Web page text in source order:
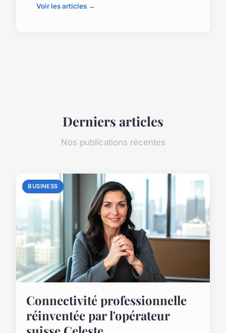
Voir les articles →
Derniers articles
Nos publications récentes
BUSINESS
Connectivité professionnelle
réinventée par l'opérateur